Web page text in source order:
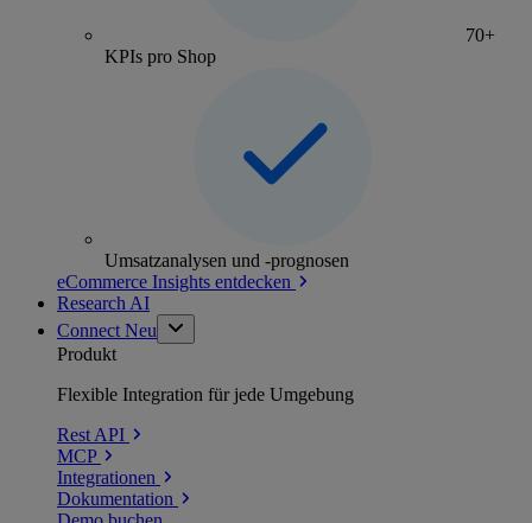
70+
KPIs pro Shop
Umsatzanalysen und -prognosen
eCommerce Insights entdecken
Research AI
Connect Neu
Produkt
Flexible Integration für jede Umgebung
Rest API
MCP
Integrationen
Dokumentation